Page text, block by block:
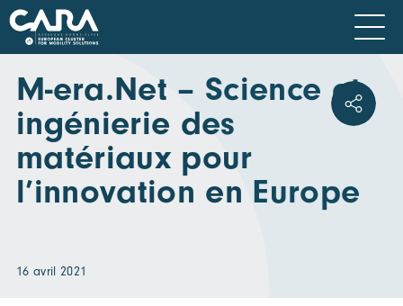
M-era.Net – Science et
ingénierie des
matériaux pour
l’innovation en Europe
16 avril 2021